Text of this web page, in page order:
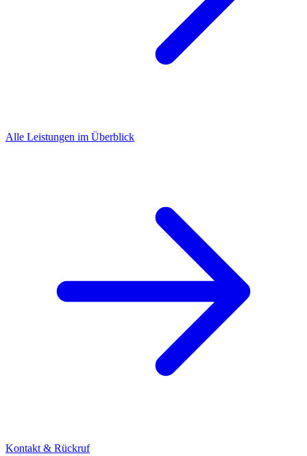
Alle Leistungen im Überblick
Kontakt & Rückruf